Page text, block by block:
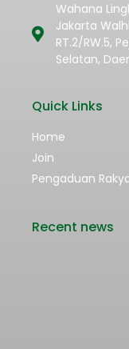
Wahana
Jakarta
RT.2/RW.5,
Selatan,
Quick Links
Home
Join
Pengaduan
Recent news